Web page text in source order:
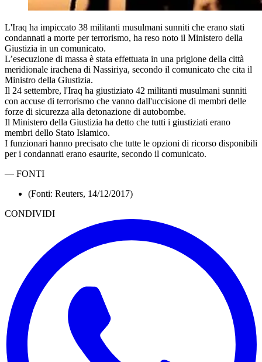
L'Iraq ha impiccato 38 militanti musulmani sunniti che erano stati
condannati a morte per terrorismo, ha reso noto il Ministero della
Giustizia in un comunicato.
L’esecuzione di massa è stata effettuata in una prigione della città
meridionale irachena di Nassiriya, secondo il comunicato che cita il
Ministro della Giustizia.
Il 24 settembre, l'Iraq ha giustiziato 42 militanti musulmani sunniti
con accuse di terrorismo che vanno dall'uccisione di membri delle
forze di sicurezza alla detonazione di autobombe.
Il Ministero della Giustizia ha detto che tutti i giustiziati erano
membri dello Stato Islamico.
I funzionari hanno precisato che tutte le opzioni di ricorso disponibili
per i condannati erano esaurite, secondo il comunicato.
— FONTI
(Fonti: Reuters, 14/12/2017)
CONDIVIDI